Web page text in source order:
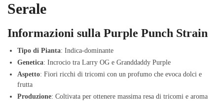
Serale
Informazioni sulla Purple Punch Strain
Tipo di Pianta: Indica-dominante
Genetica: Incrocio tra Larry OG e Granddaddy Purple
Aspetto: Fiori ricchi di tricomi con un profumo che evoca dolci e
frutta
Produzione: Coltivata per ottenere massima resa di tricomi e aroma